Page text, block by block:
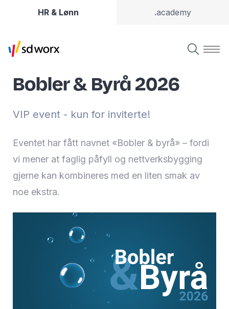
HR & Lønn .academy
Bobler & Byrå 2026
VIP event - kun for inviterte!
Eventet har fått navnet «Bobler & byrå» – fordi
vi mener at faglig påfyll og nettverksbygging
gjerne kan kombineres med en liten smak av
noe ekstra.